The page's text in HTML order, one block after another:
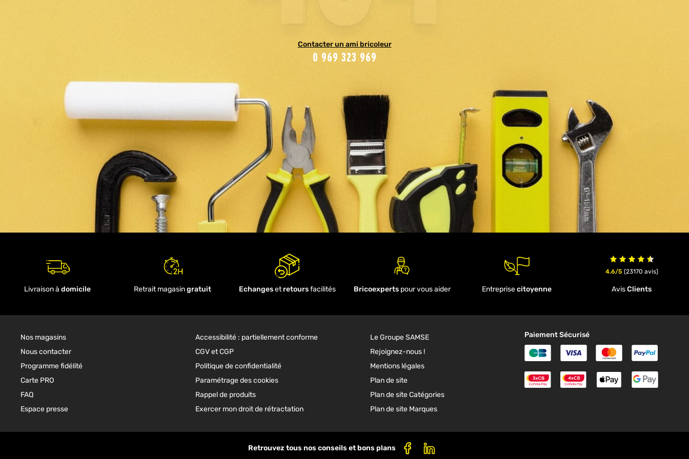
Contacter un ami bricoleur
0 969 323 969
Livraison à domicile Retrait magasingratuit Echangesetretoursfacilités Bricoexpertspour vous aider Entreprisecitoyenne
4.6/5 (23170 avis)
AvisClients
Nos magasins
Nous contacter
Programme fidélité
Carte PRO
FAQ
Espace presse
Accessibilité : partiellement conforme
CGV et CGP
Politique de confidentialité
Paramétrage des cookies
Rappel de produits
Exercer mon droit de rétractation
Le Groupe SAMSE
Rejoignez-nous !
Mentions légales
Plan de site
Plan de site Catégories
Plan de site Marques
Paiement Sécurisé
Carte BleueVisa MasterCard
Paiement en 3 fois Cofidis
Paiement en 4 fois Cofidis
ApplePay
Retrouvez tous nos conseils et bons plans FacebookLinkedin